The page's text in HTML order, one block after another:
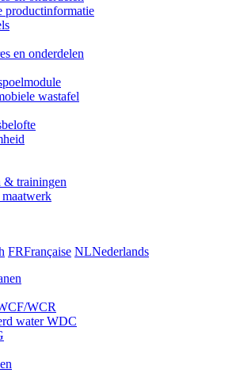
productinformatie
en onderdelen
wastafel
& trainingen
FRFrançaise NLNederlands
WCR
water WDC